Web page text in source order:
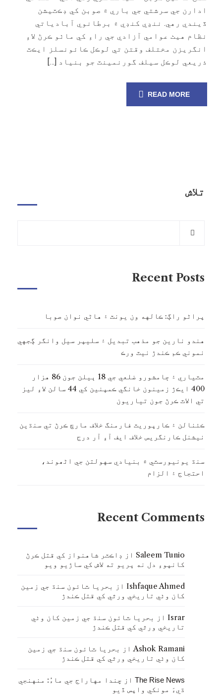
ادارن جي سرشتي جي باري ۾ صوبن کي ڊڪٽيشن
ڏيندي رهي. ننڍي کنڊي ۾ برطانوي آبادياتي
نظام هيٺ عوامي آزادي جي راءِ کي ماٺو ڪرڻ لاءِ
انگريزن مختلف وقتن تي لوڪل ڪائونسلز ايڪٽ
ذريعي لوڪل سيلف گورنمينٽ جو بنياد […]
READ MORE
تلاش
Recent Posts
پراڻو راڳ: ڪالهه ون يونٽ ۽ هاڻي نوان صوبا
هندو نارين جو مذهب تبديل ۽ سليپر سيل وانگر ڳجهي
نموني ڪم ڪندڙ نيٽ ورڪ
مٽياري ۽ ڄامشورو ضلعي جي 18 ٻيلن جون 86 هزار
400 ايڪڙ زمينون خانگي ڪمپنين کي 44 سالن لاءِ ليز
تي الاٽ ڪرڻ جون تياريون
ڪئنالن ۽ ڪارپوريٽ فارمنگ خلاف مارچ ڪرڻ تي سنڌين
نيشنل ڪارنگريس خلاف ايف آءِ آر درج
سنڌ يونيورسٽي ۾ بنيادي سهولتن جي اڻھوند،
احتجاج ۽ الزام
Recent Comments
Saleem Tunio از ڊاڪٽر شاهنواز کي قتل ڪرڻ
کانپوءِ دل نه ڀريو ته لاش کي ساڙيو ويو
Ishfaque Ahmed از
بحريا ٽائون سنڌ جي زمين
کان وٺي تاريخي ورثي کي قتل ڪندڙ
Israr از
بحريا ٽائون سنڌ جي زمين کان وٺي
تاريخي ورثي کي قتل ڪندڙ
Ashok Ramaniاز
بحريا ٽائون سنڌ جي زمين
کان وٺي تاريخي ورثي کي قتل ڪندڙ
The Rise News از چندا مهاراج جي ماءُ: منهنجي
ڌيءَ مونکي واپس ڏيو